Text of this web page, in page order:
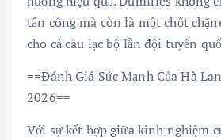
tấn công mà còn là một chốt
cho cả câu lạc bộ lẫn đội tuyển
==Đánh Giá Sức Mạnh Của Hà
2026==
Với sự kết hợp giữa kinh nghiệm